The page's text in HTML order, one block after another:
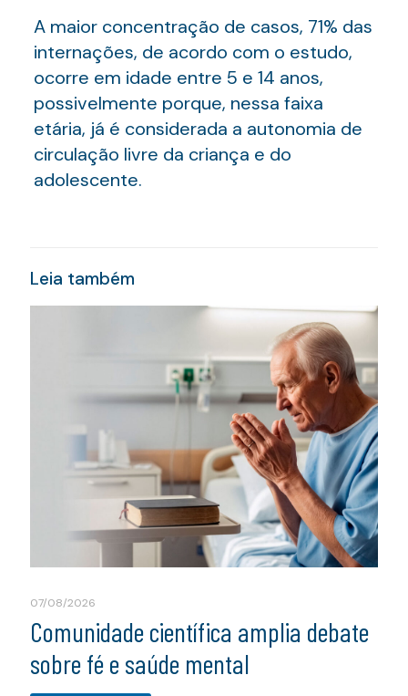
A maior concentração de casos, 71% das
internações, de acordo com o estudo,
ocorre em idade entre 5 e 14 anos,
possivelmente porque, nessa faixa
etária, já é considerada a autonomia de
circulação livre da criança e do
adolescente.
Leia também
07/08/2026
Comunidade científica amplia debate
sobre fé e saúde mental